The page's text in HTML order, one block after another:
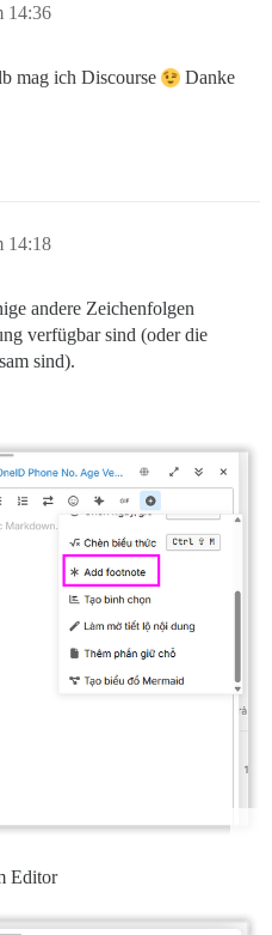
14:36
mag ich Discourse Danke
14:18
andere Zeichenfolgen
verfügbar sind (oder die
sind).
Editor